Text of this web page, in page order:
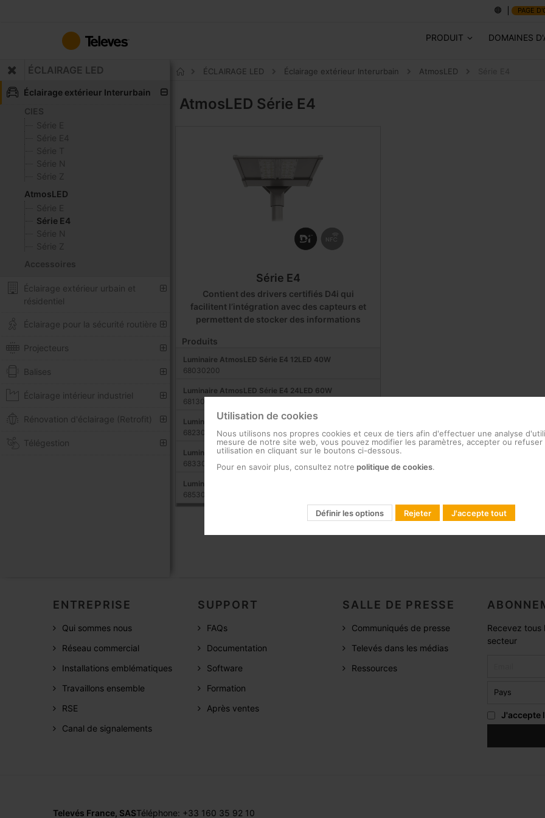
contenu
PAGE
PRODUIT DOMAINES
ÉCLAIRAGE LED
Éclairage extérieur Interurbain
CIES
Série E
Série E4
Série T
Série N
Série Z
AtmosLED
Série E
Série E4
Série N
Série Z
Accessoires
Éclairage extérieur urbain et
résidentiel
Éclairage pour la sécurité routière
Projecteurs
Balises
Éclairage intérieur industriel
Rénovation d'éclairage (Retrofit)
Télégestion
ÉCLAIRAGE LED Éclairage extérieur Interurbain AtmosLED
AtmosLED Série E4
Série E4
Contient des drivers certifiés D4i qui
facilitent l’intégration avec des capteurs et
permettent de stocker des informations
Produits
Luminaire AtmosLED Série E4 12LED 40W
68030200
Luminaire AtmosLED Série E4 24LED 60W
68130200
Luminaire AtmosLED Série E4 36LED 77W
68230200
Luminaire AtmosLED Série E4 48LED 109W
68330200
Luminaire AtmosLED Série E4 72LED 148W
68530200
ENTREPRISE
Qui sommes nous
Réseau commercial
Installations emblématiques
Travaillons ensemble
RSE
Canal de signalements
SUPPORT
FAQs
Documentation
Software
Formation
Après ventes
SALLE DE PRESSE
Communiqués de presse
Televés dans les médias
Ressources
Recevez tous
secteur
J'accepte
Televés France, SASTéléphone: +33 160 35 92 10
Utilisation de cookies
Nous utilisons nos propres cookies et ceux de tiers afin d'effectuer une analyse
mesure de notre site web, vous pouvez modifier les paramètres, accepter ou refuser
utilisation en cliquant sur le boutons ci-dessous.
Pour en savoir plus, consultez notre politique de cookies.
Définir les options Rejeter J'accepte tout